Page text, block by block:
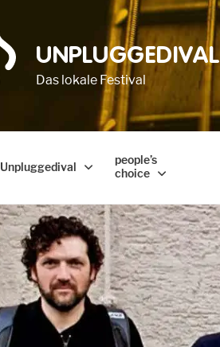
UNPLUGGEDIVAL
Das lokale Festival
Unpluggedival
people’s
choice